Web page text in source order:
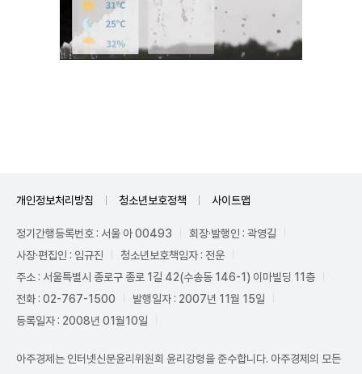
개인정보처리방침 청소년보호정책 사이트맵
정기간행등록번호 : 서울 아 00493
회장·발행인 : 곽영길
사장·편집인 : 임규진
청소년보호책임자 : 전운
주소 : 서울특별시 종로구 종로 1길 42(수송동 146-1) 이마빌딩 11층
전화 : 02-767-1500
발행일자 : 2007년 11월 15일
등록일자 : 2008년 01월10일
아주경제는 인터넷신문윤리위원회 윤리강령을 준수합니다. 아주경제의 모든